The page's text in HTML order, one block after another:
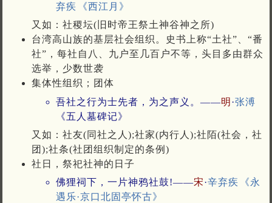
弃疾
《西江月》
又如：社稷坛(旧时帝王祭土神谷神之所)
台湾高山族的基层社会组织。史书上称“土社”、“番
社”，每社自八、九户至几百户不等，头目多由群众
选举，少数世袭
集体性组织；团体
吾社之行为士先者，为之声义。——明 ·张溥
《五人墓碑记》
又如：社友(同社之人);社家(内行人);社陌(社会，社
团);社条(社团组织制定的条例)
社日，祭祀社神的日子
佛狸祠下，一片神鸦社鼓!——宋·辛弃疾
《永
遇乐·京口北固亭怀古》